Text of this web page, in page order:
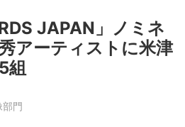
JAPAN」ノミネ
アーティストに米津
組
部門